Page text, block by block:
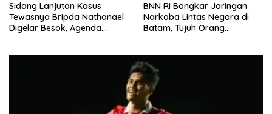
Sidang Lanjutan Kasus
Tewasnya Bripda Nathanael
Digelar Besok, Agenda
BNN RI Bongkar Jaringan
Narkoba Lintas Negara di
Batam, Tujuh Orang